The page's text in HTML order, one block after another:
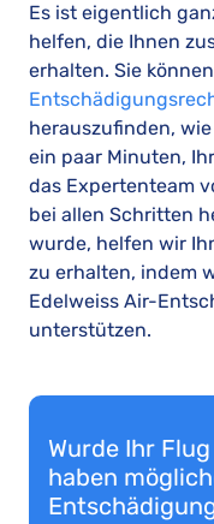
Es ist eigentlich
helfen, die Ihnen
erhalten. Sie
herauszufinden,
ein paar Minuten,
das Expertenteam
bei allen Schritten
wurde, helfen wir
zu erhalten, indem
Edelweiss Air-
unterstützen.
Wurde Ihr
haben